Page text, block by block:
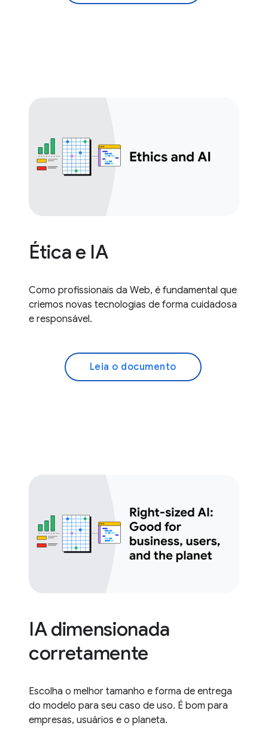
Ética e IA
Como profissionais da Web, é fundamental que
criemos novas tecnologias de forma cuidadosa
e responsável.
Leia o documento
IA dimensionada
corretamente
Escolha o melhor tamanho e forma de entrega
do modelo para seu caso de uso. É bom para
empresas, usuários e o planeta.